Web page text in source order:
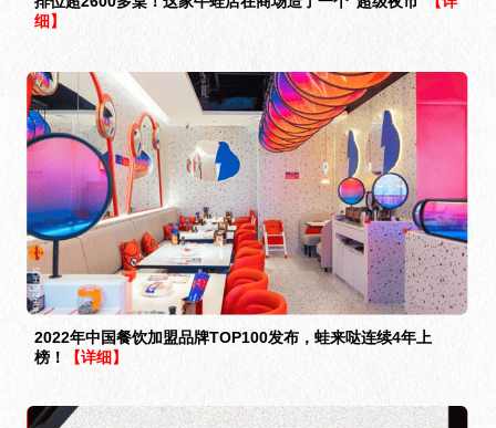
细】
2022年中国餐饮加盟品牌TOP100发布，蛙来哒连续4年上
榜！
【详细】